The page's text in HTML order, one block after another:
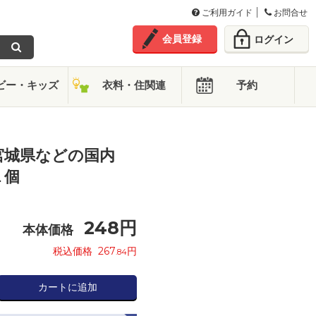
ご利用ガイド お問合せ
会員登録 ログイン
ー・キッズ 衣料・住関連 予約
県などの国内
本体価格 248 円
税込価格 267.84円
カートに追加